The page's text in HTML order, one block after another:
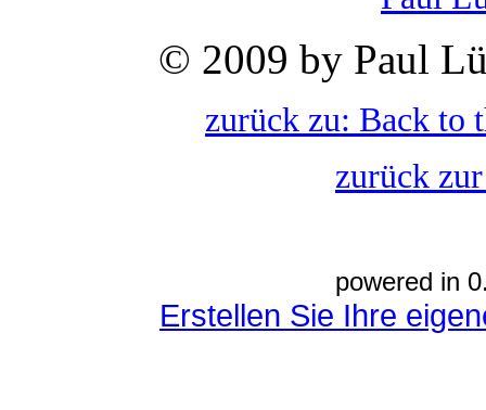
© 2009 by Paul
zurück zu: Back to
zurück
powered in
Erstellen Sie Ihre